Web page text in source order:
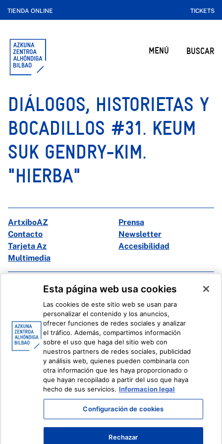
TIENDA ONLINE TICKETS
MENÚ BUSCAR
DIÁLOGOS, HISTORIETAS Y
BOCADILLOS #31. KEUM
SUK GENDRY-KIM.
"HIERBA"
ArtxiboAZ
Prensa
Contacto
Newsletter
Tarjeta Az
Accesibilidad
Multimedia
Facebook
X
Ivoox
Información legal Sistema Interno de Información
Esta página web usa cookies
Las cookies de este sitio web se usan para
personalizar el contenido y los anuncios,
ofrecer funciones de redes sociales y analizar
el tráfico. Además, compartimos información
sobre el uso que haga del sitio web con
nuestros partners de redes sociales, publicidad
y análisis web, quienes pueden combinarla con
otra información que les haya proporcionado o
que hayan recopilado a partir del uso que haya
hecho de sus servicios. Informacion legal
Configuración de cookies
Rechazar